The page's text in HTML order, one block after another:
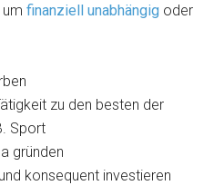
umfinanziell unabhängig oder
zu den besten der
Sport
gründen
konsequent investieren